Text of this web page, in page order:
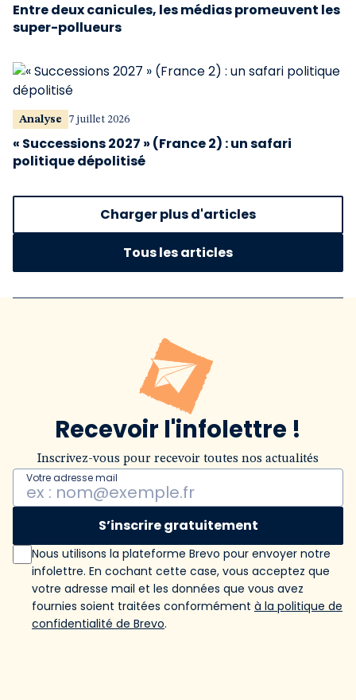
Entre deux canicules, les médias promeuvent les
super-pollueurs
Analyse 7 juillet 2026
« Successions 2027 » (France 2) : un safari
politique dépolitisé
Charger plus d'articles
Tous les articles
Recevoir l'infolettre !
Inscrivez-vous pour recevoir toutes nos actualités
Votre adresse mail
S’inscrire gratuitement
Nous utilisons la plateforme Brevo pour envoyer notre
infolettre. En cochant cette case, vous acceptez que
votre adresse mail et les données que vous avez
fournies soient traitées conformément à la politique de
confidentialité de Brevo.